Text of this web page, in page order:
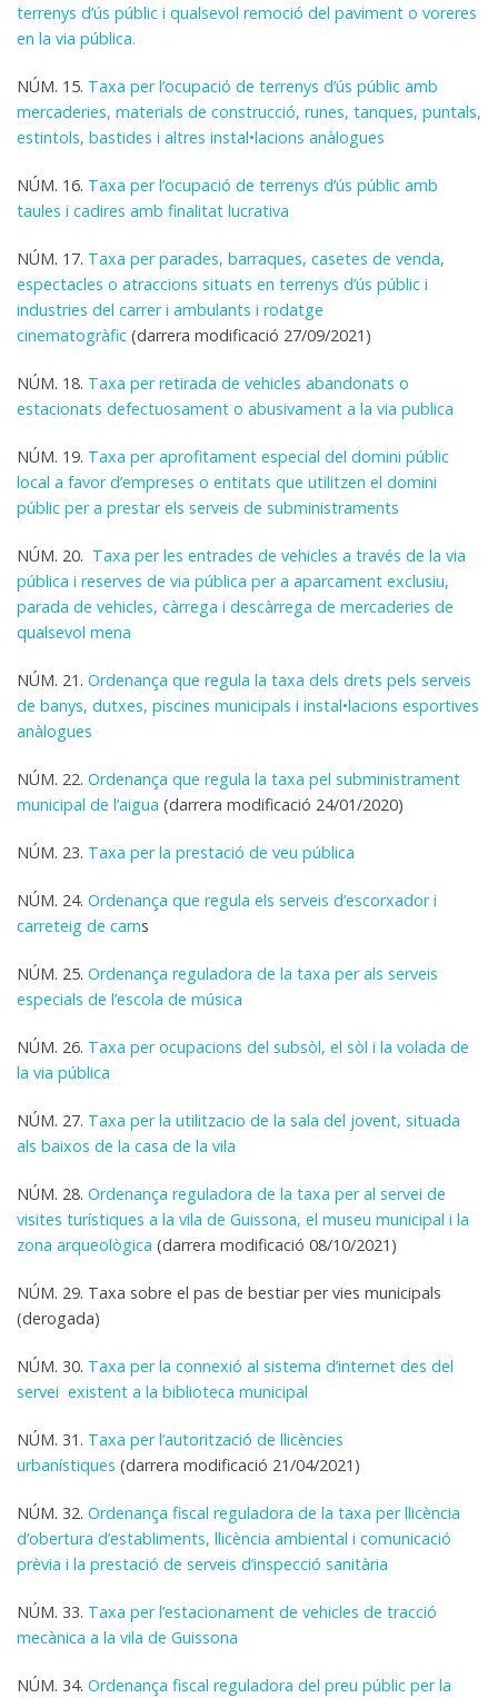
terrenys d’ús públic i qualsevol remoció del paviment o voreres
en la via pública.
NÚM. 15. Taxa per l’ocupació de terrenys d’ús públic amb
mercaderies, materials de construcció, runes, tanques, puntals,
estintols, bastides i altres instal•lacions anàlogues
NÚM. 16. Taxa per l’ocupació de terrenys d’ús públic amb
taules i cadires amb finalitat lucrativa
NÚM. 17. Taxa per parades, barraques, casetes de venda,
espectacles o atraccions situats en terrenys d’ús públic i
industries del carrer i ambulants i rodatge
cinematogràfic (darrera modificació 27/09/2021)
NÚM. 18. Taxa per retirada de vehicles abandonats o
estacionats defectuosament o abusivament a la via publica
NÚM. 19. Taxa per aprofitament especial del domini públic
local a favor d’empreses o entitats que utilitzen el domini
públic per a prestar els serveis de subministraments
NÚM. 20. Taxa per les entrades de vehicles a través de la via
pública i reserves de via pública per a aparcament exclusiu,
parada de vehicles, càrrega i descàrrega de mercaderies de
qualsevol mena
NÚM. 21. Ordenança que regula la taxa dels drets pels serveis
de banys, dutxes, piscines municipals i instal•lacions esportives
anàlogues
NÚM. 22. Ordenança que regula la taxa pel subministrament
municipal de l’aigua (darrera modificació 24/01/2020)
NÚM. 23. Taxa per la prestació de veu pública
NÚM. 24. Ordenança que regula els serveis d’escorxador i
carreteig de carns
NÚM. 25. Ordenança reguladora de la taxa per als serveis
especials de l’escola de música
NÚM. 26. Taxa per ocupacions del subsòl, el sòl i la volada de
la via pública
NÚM. 27. Taxa per la utilitzacio de la sala del jovent, situada
als baixos de la casa de la vila
NÚM. 28. Ordenança reguladora de la taxa per al servei de
visites turístiques a la vila de Guissona, el museu municipal i la
zona arqueològica (darrera modificació 08/10/2021)
NÚM. 29. Taxa sobre el pas de bestiar per vies municipals
(derogada)
NÚM. 30. Taxa per la connexió al sistema d’internet des del
servei existent a la biblioteca municipal
NÚM. 31. Taxa per l’autorització de llicències
urbanístiques (darrera modificació 21/04/2021)
NÚM. 32. Ordenança fiscal reguladora de la taxa per llicència
d’obertura d’establiments, llicència ambiental i comunicació
prèvia i la prestació de serveis d’inspecció sanitària
NÚM. 33. Taxa per l’estacionament de vehicles de tracció
mecànica a la vila de Guissona
NÚM. 34. Ordenança fiscal reguladora del preu públic per la